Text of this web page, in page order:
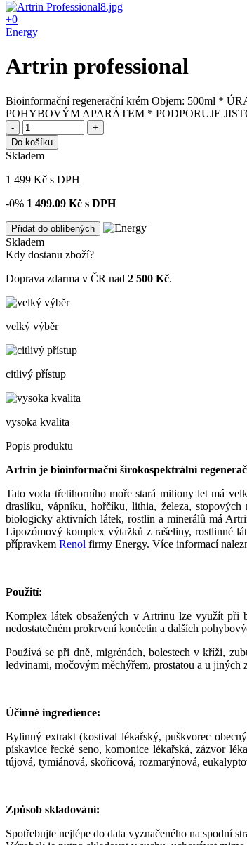
+0
Energy
Artrin professional
Bioinformační regenerační krém Objem: 500ml *
POHYBOVÝM APARÁTEM * PODPORUJE
-
+
Do košíku
Skladem
1 499 Kč s DPH
-0% 1 499.09 Kč s DPH
Přidat do oblíbených
Skladem
Kdy dostanu zboží?
Doprava zdarma v ČR nad 2 500 Kč.
velký výběr
citlivý přístup
vysoka kvalita
Popis produktu
Artrin je bioinformační širokospektrální
Tato voda třetihorního moře stará miliony let má
draslíku, vápníku, hořčíku, lithia, železa,
biologicky aktivních látek, rostlin a minerálů má
Lipozómový komplex výtažků z rašeliny, rostlinné
přípravkem Renol firmy Energy. Více informací
Použití:
Komplex látek obsažených v Artrinu lze využít při
nedostatečném prokrvení končetin a dalších
Používá se při dně, migrénách, bolestech v kříži,
ledvinami, močovým měchýřem, prostatou a u jiných
Účinné ingredience:
Bylinný extrakt (kostival lékařský, puškvorec
pískavice řecké seno, komonice lékařská, zázvor
tújová, tymiánová, skořicová, rozmarýnová,
Způsob skladování:
Spotřebujte nejlépe do data vyznačeného na spodní